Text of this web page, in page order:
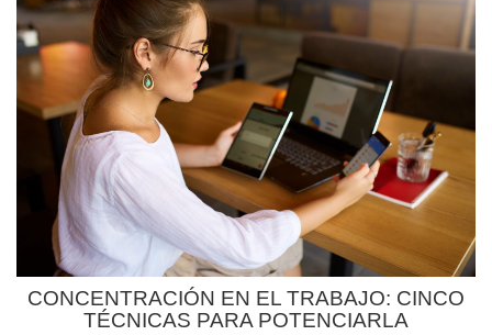
CONCENTRACIÓN EN EL TRABAJO: CINCO
TÉCNICAS PARA POTENCIARLA